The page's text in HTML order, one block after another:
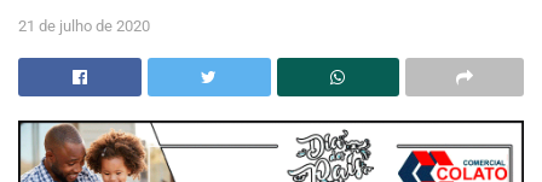
21 de julho de 2020